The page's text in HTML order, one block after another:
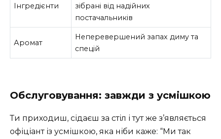
Інгредієнти
зібрані від надійних
постачальників
Аромат
Неперевершений запах диму та
спецій
Обслуговування: завжди з усмішкою
Ти приходиш, сідаєш за стіл і тут же з’являється
офіціант із усмішкою, яка ніби каже: “Ми так